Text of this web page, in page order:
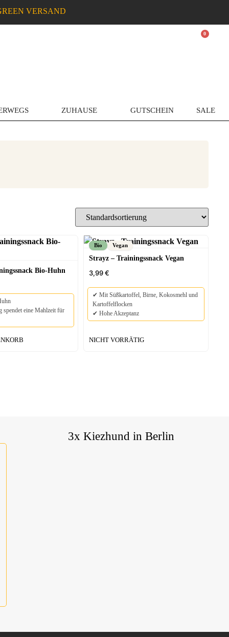
VERSAND
0
ZUHAUSE GUTSCHEIN SALE
Bio-Huhn
spendet eine Mahlzeit für
Bio Vegan
Strayz – Trainingssnack Vegan
3,99€
✔ Mit Süßkartoffel, Birne, Kokosmehl und
Kartoffelflocken
✔ Hohe Akzeptanz
NICHT VORRÄTIG
3x Kiezhund in Berlin